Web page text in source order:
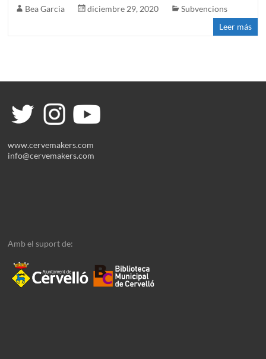
Bea Garcia diciembre 29, 2020
Subvencions
Leer más
www.cervemakers.com
info@cervemakers.com
Amb el suport de: